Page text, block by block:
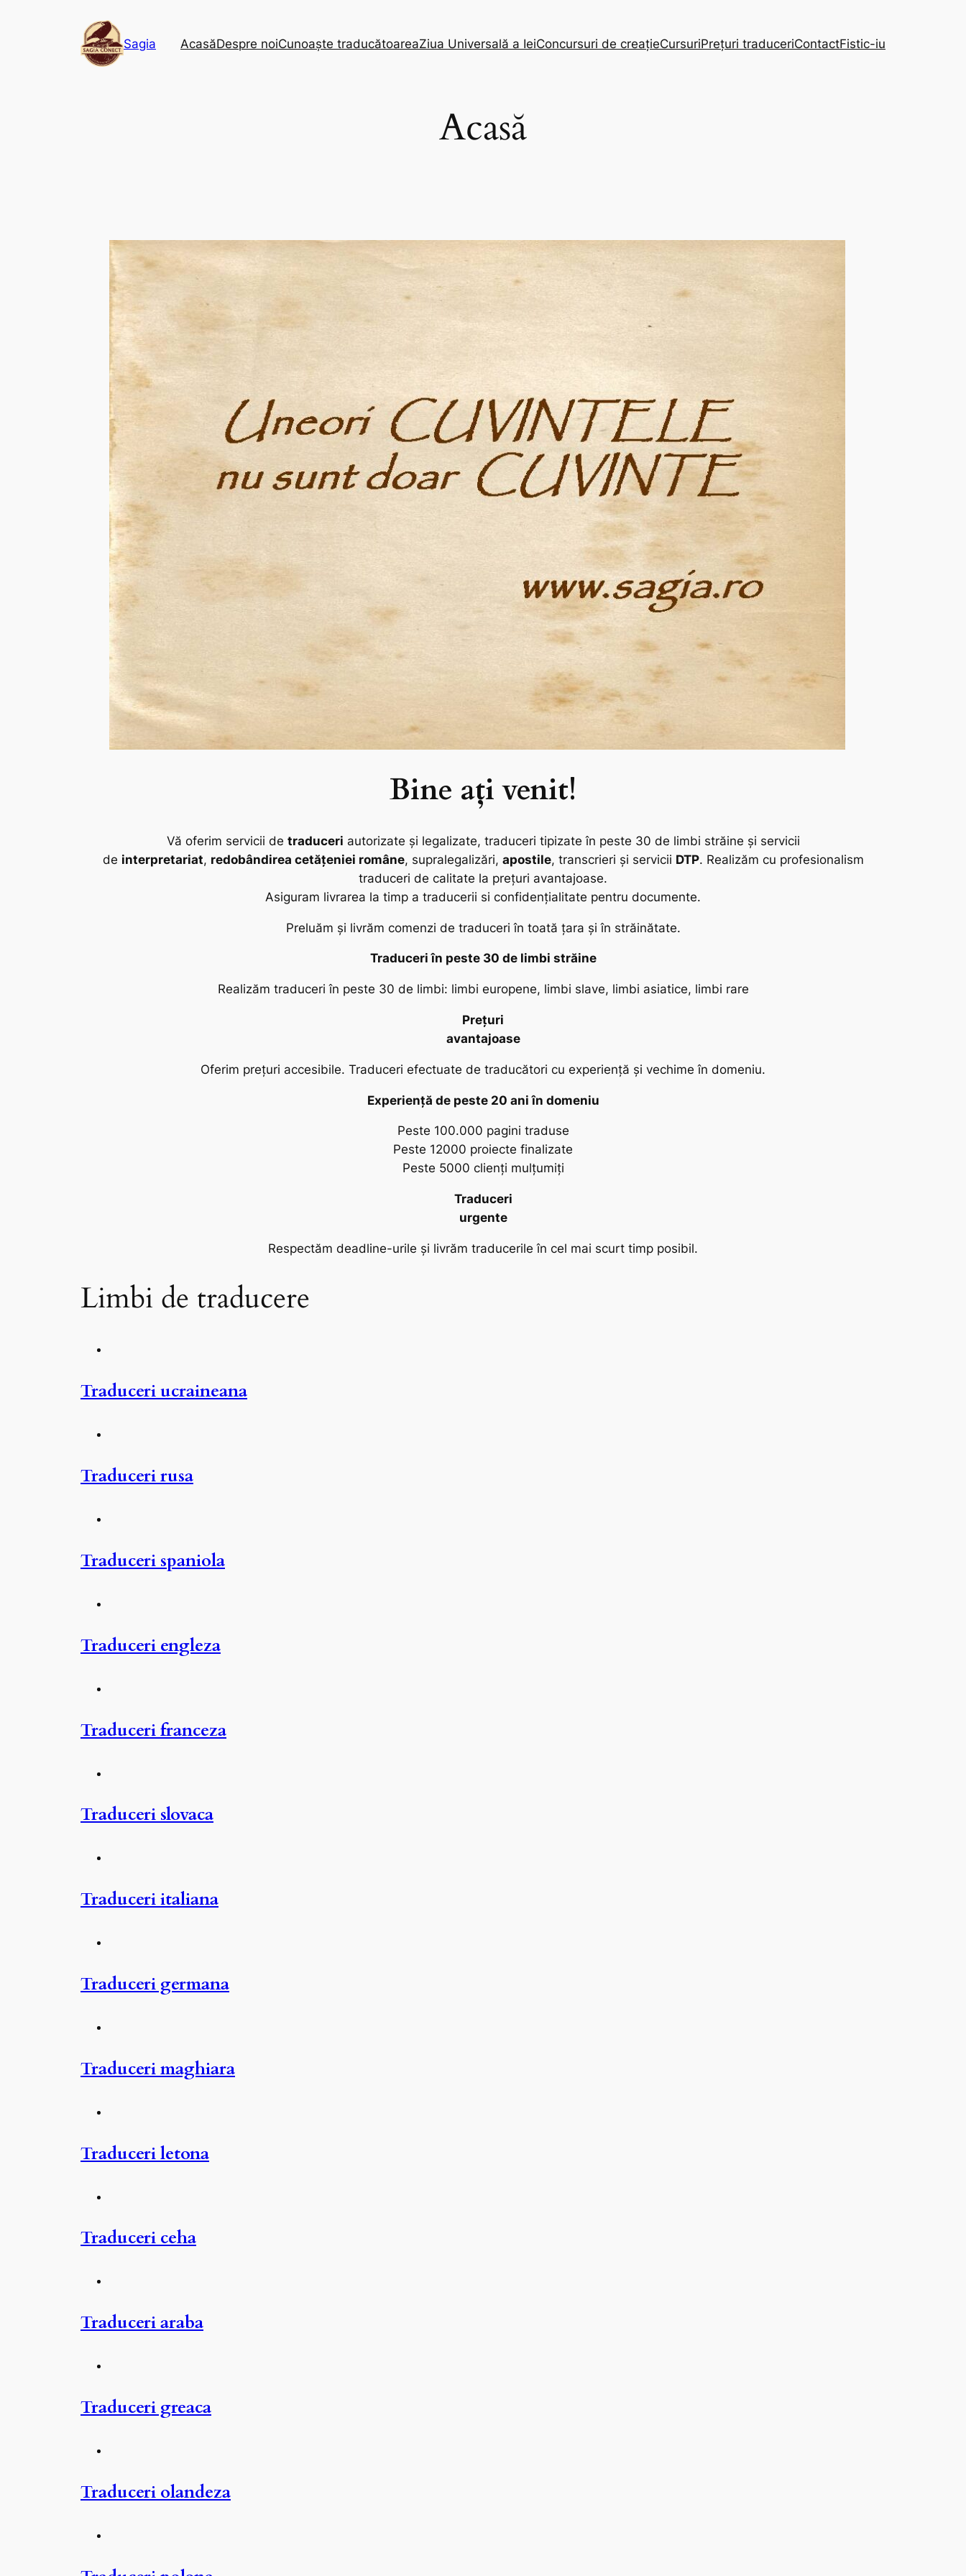
Sagia AcasăDespre noiCunoaște traducătoareaZiua Universală a IeiConcursuri de creațieCursuriPrețuri traduceriContactFistic-iu
Acasă
Bine ați venit!
Vă oferim servicii de traduceri autorizate și legalizate, traduceri tipizate în peste 30 de limbi străine și servicii
de interpretariat, redobândirea cetățeniei române, supralegalizări, apostile, transcrieri și servicii DTP. Realizăm cu profesionalism
traduceri de calitate la prețuri avantajoase.
Asiguram livrarea la timp a traducerii si confidențialitate pentru documente.
Preluăm și livrăm comenzi de traduceri în toată țara și în străinătate.
Traduceri în peste 30 de limbi străine
Realizăm traduceri în peste 30 de limbi: limbi europene, limbi slave, limbi asiatice, limbi rare
Prețuri
avantajoase
Oferim prețuri accesibile. Traduceri efectuate de traducători cu experiență și vechime în domeniu.
Experiență de peste 20 ani în domeniu
Peste 100.000 pagini traduse
Peste 12000 proiecte finalizate
Peste 5000 clienți mulțumiți
Traduceri
urgente
Respectăm deadline-urile și livrăm traducerile în cel mai scurt timp posibil.
Limbi de traducere
Traduceri ucraineana
Traduceri rusa
Traduceri spaniola
Traduceri engleza
Traduceri franceza
Traduceri slovaca
Traduceri italiana
Traduceri germana
Traduceri maghiara
Traduceri letona
Traduceri ceha
Traduceri araba
Traduceri greaca
Traduceri olandeza